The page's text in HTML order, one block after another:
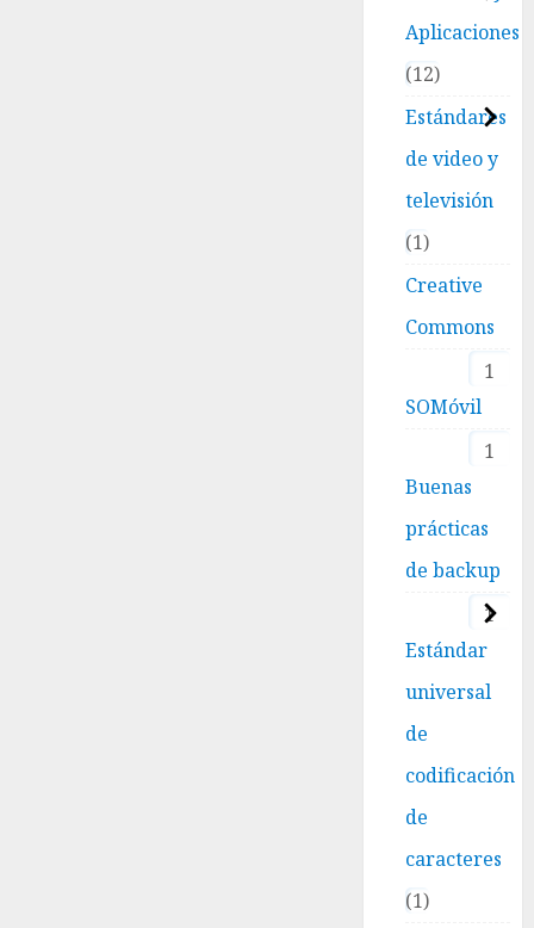
Aplicaciones
12
Estándares
de video y
televisión
1
Creative
Commons
1
SOMóvil
1
Buenas
prácticas
de backup
1
Estándar
universal
de
codificación
de
caracteres
1